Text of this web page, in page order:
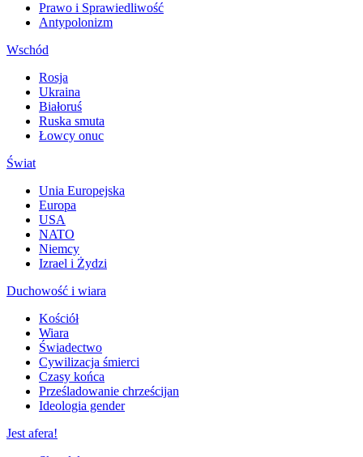
Prawo i Sprawiedliwość
Antypolonizm
Wschód
Rosja
Ukraina
Białoruś
Ruska smuta
Łowcy onuc
Świat
Unia Europejska
Europa
USA
NATO
Niemcy
Izrael i Żydzi
Duchowość i wiara
Kościół
Wiara
Świadectwo
Cywilizacja śmierci
Czasy końca
Prześladowanie chrześcijan
Ideologia gender
Jest afera!